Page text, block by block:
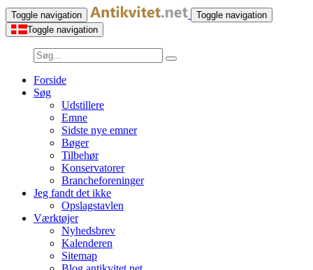
Toggle navigation
Toggle navigation
Toggle navigation
Forside
Søg
Udstillere
Emne
Sidste nye emner
Bøger
Tilbehør
Konservatorer
Brancheforeninger
Jeg fandt det ikke
Opslagstavlen
Værktøjer
Nyhedsbrev
Kalenderen
Sitemap